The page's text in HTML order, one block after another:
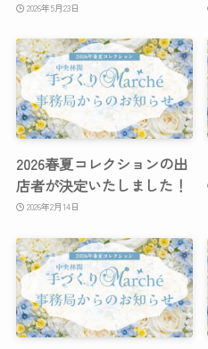
2026年5月23日
2026春夏コレクションの出
店者が決定いたしました！
2026年2月14日